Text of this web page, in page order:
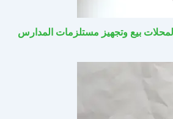
بيع وتجهيز مستلزمات المدارس